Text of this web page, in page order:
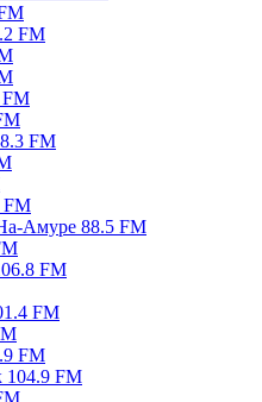
FM
FM
FM
FM
Амуре 88.5 FM
FM
FM
FM
104.9 FM